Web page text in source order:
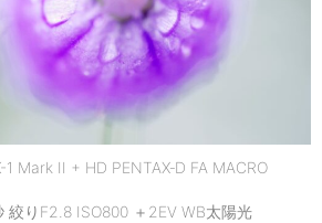
Mark II + HD PENTAX‐D FA MACRO
りF2.8 ISO800 ＋2EV WB太陽光